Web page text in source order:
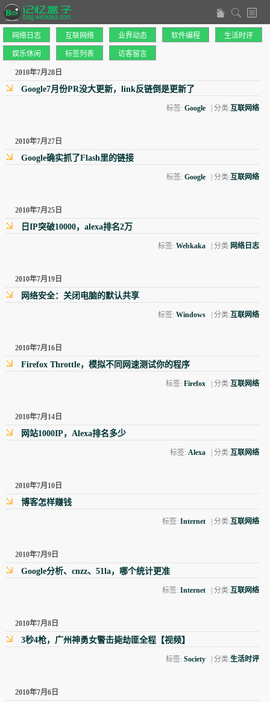
网络日志 互联网络 业界动态 软件编程 生活时评
娱乐休闲 标签列表 访客留言
2010年7月28日
Google7月份PR没大更新，link反链倒是更新了
标签:Google | 分类:互联网络
2010年7月27日
Google确实抓了Flash里的链接
标签:Google | 分类:互联网络
2010年7月25日
日IP突破10000，alexa排名2万
标签:Webkaka | 分类: 网络日志
2010年7月19日
网络安全：关闭电脑的默认共享
标签:Windows | 分类:互联网络
2010年7月16日
Firefox Throttle，模拟不同网速测试你的程序
标签:Firefox | 分类:互联网络
2010年7月14日
网站1000IP，Alexa排名多少
标签:Alexa | 分类:互联网络
2010年7月10日
博客怎样赚钱
标签:Internet | 分类:互联网络
2010年7月9日
Google分析、cnzz、51la，哪个统计更准
标签:Internet | 分类:互联网络
2010年7月8日
3秒4枪，广州神勇女警击毙劫匪全程【视频】
标签:Society | 分类:生活时评
2010年7月6日